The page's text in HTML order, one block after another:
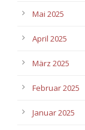
Mai 2025
April 2025
März 2025
Februar 2025
Januar 2025